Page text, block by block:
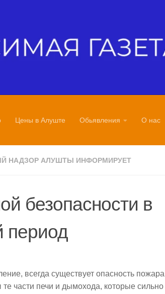
Цены в Алуште Обьявления О нас
НАДЗОР АЛУШТЫ ИНФОРМИРУЕТ
безопасности в
период
всегда существует опасность
части печи и дымохода, которые сильно